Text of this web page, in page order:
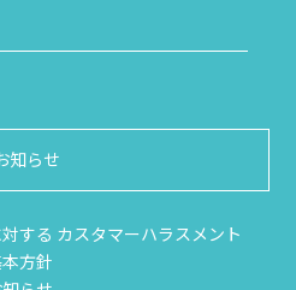
知らせ
する カスタマーハラスメント
方針